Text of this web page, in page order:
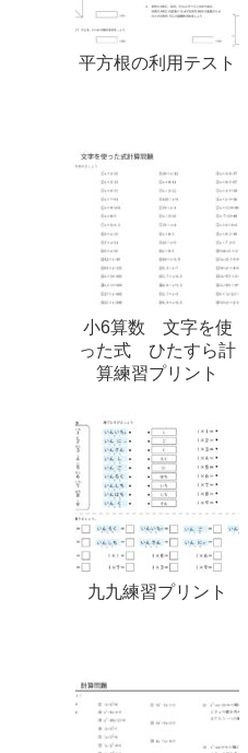
平方根の利用テスト
小6算数 文字を使
った式 ひたすら計
算練習プリント
九九練習プリント